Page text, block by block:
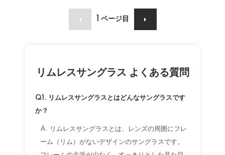
1 ページ目
リムレスサングラス よくある質問
Q1. リムレスサングラスとはどんなサングラスです
か？
A. リムレスサングラスとは、レンズの周囲にフレ
ーム（リム）がないデザインのサングラスです。